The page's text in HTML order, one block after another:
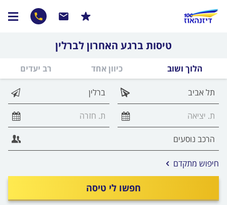
טיסות ברגע האחרון לברלין
הלוך ושוב כיוון אחד רב יעדים
חפשו לי טיסה
חיפוש מתקדם אפשרויות
החיפוש